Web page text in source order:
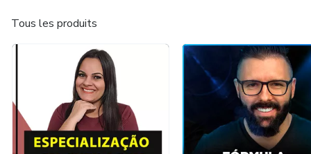
Tous les produits